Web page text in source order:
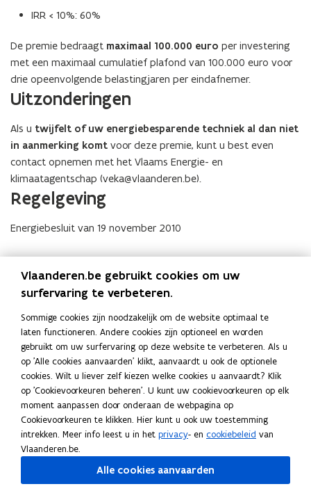
IRR < 10%: 60%
De premie bedraagt maximaal 100.000 euro per investering
met een maximaal cumulatief plafond van 100.000 euro voor
drie opeenvolgende belastingjaren per eindafnemer.
Uitzonderingen
Als u twijfelt of uw energiebesparende techniek al dan niet
in aanmerking komt voor deze premie, kunt u best even
contact opnemen met het Vlaams Energie- en
klimaatagentschap (veka@vlaanderen.be).
Regelgeving
Energiebesluit van 19 november 2010
Deel deze pagina
i
n
k
e
d
i
n
o
p
n
o
p
e
e
r
l
i
n
n
Contact
Vraag hierover? Stuur een mail naarveka@vlaanderen.be
(
o
p
n
t
.
Ook interessant
Vlaanderen.be gebruikt cookies om uw
surfervaring te verbeteren.
Sommige cookies zijn noodzakelijk om de website optimaal te
laten functioneren. Andere cookies zijn optioneel en worden
gebruikt om uw surfervaring op deze website te verbeteren. Als u
op 'Alle cookies aanvaarden' klikt, aanvaardt u ook de optionele
cookies. Wilt u liever zelf kiezen welke cookies u aanvaardt? Klik
op 'Cookievoorkeuren beheren'. U kunt uw cookievoorkeuren op elk
moment aanpassen door onderaan de webpagina op
Cookievoorkeuren te klikken. Hier kunt u ook uw toestemming
intrekken. Meer info leest u in het privacy- en cookiebeleid van
Vlaanderen.be.
Alle cookies aanvaarden